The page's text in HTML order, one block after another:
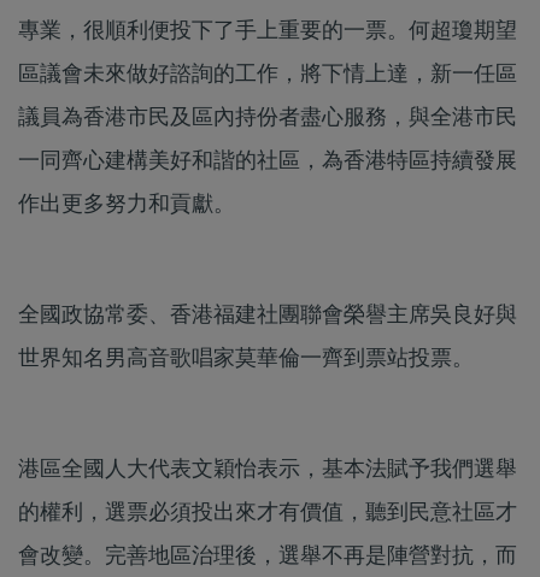
專業，很順利便投下了手上重要的一票。何超瓊期望
區議會未來做好諮詢的工作，將下情上達，新一任區
議員為香港市民及區內持份者盡心服務，與全港市民
一同齊心建構美好和諧的社區，為香港特區持續發展
作出更多努力和貢獻。
全國政協常委、香港福建社團聯會榮譽主席吳良好與
世界知名男高音歌唱家莫華倫一齊到票站投票。
港區全國人大代表文穎怡表示，基本法賦予我們選舉
的權利，選票必須投出來才有價值，聽到民意社區才
會改變。完善地區治理後，選舉不再是陣營對抗，而